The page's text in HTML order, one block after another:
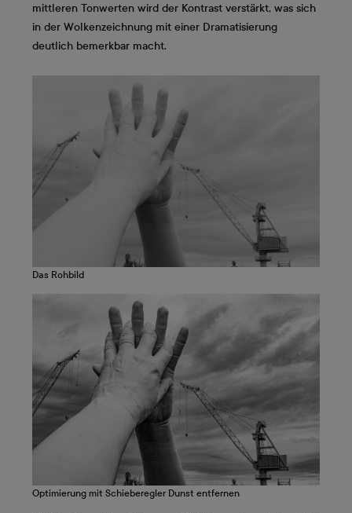
mittleren Tonwerten wird der Kontrast verstärkt, was sich
in der Wolkenzeichnung mit einer Dramatisierung
deutlich bemerkbar macht.
Das Rohbild
Optimierung mit Schieberegler Dunst entfernen